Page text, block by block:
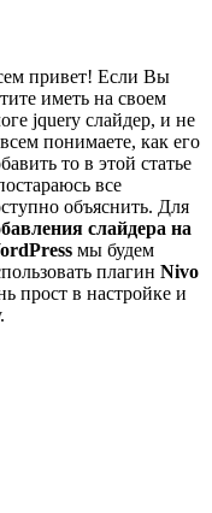
привет! Если Вы
иметь на своем
jquery слайдер, и не
понимаете, как его
то в этой статье
все
объяснить. Для
слайдера на
мы будем
плагин Nivo
прост в настройке и